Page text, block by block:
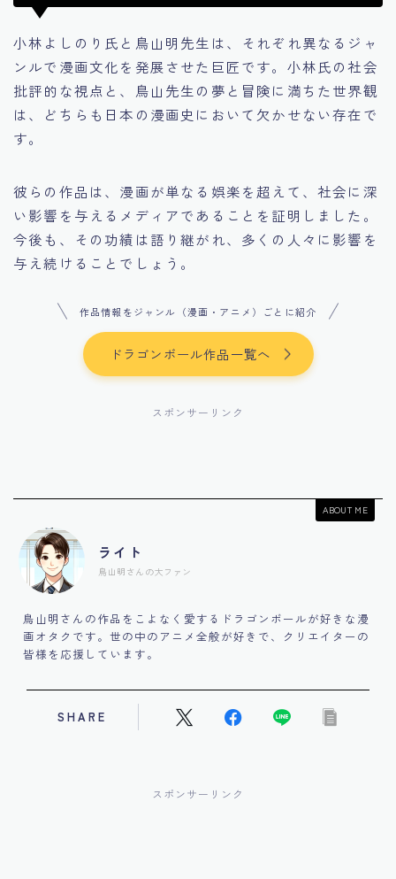
小林よしのり氏と鳥山明先生は、それぞれ異なるジャ
ンルで漫画文化を発展させた巨匠です。小林氏の社会
批評的な視点と、鳥山先生の夢と冒険に満ちた世界観
は、どちらも日本の漫画史において欠かせない存在で
す。
彼らの作品は、漫画が単なる娯楽を超えて、社会に深
い影響を与えるメディアであることを証明しました。
今後も、その功績は語り継がれ、多くの人々に影響を
与え続けることでしょう。
作品情報をジャンル（漫画・アニメ）ごとに紹介
ドラゴンボール作品一覧へ
スポンサーリンク
ABOUT ME
ライト
鳥山明さんの大ファン
鳥山明さんの作品をこよなく愛するドラゴンボールが好きな漫
画オタクです。世の中のアニメ全般が好きで、クリエイターの
皆様を応援しています。
SHARE
スポンサーリンク